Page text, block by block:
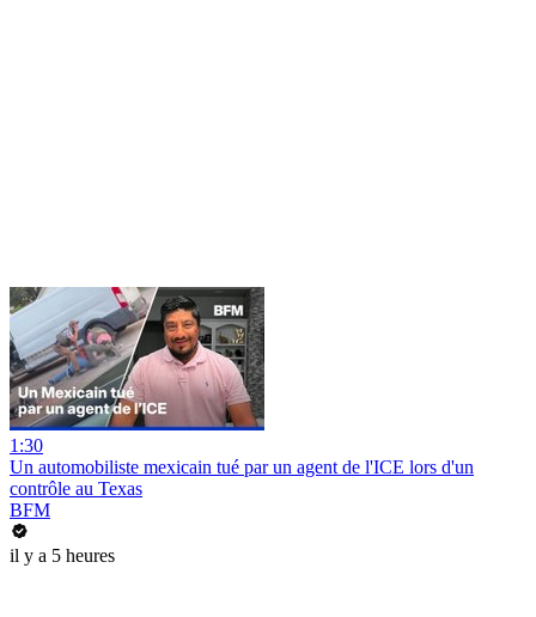
1:30
Un automobiliste mexicain tué par un agent de l'ICE lors d'un
contrôle au Texas
BFM
il y a 5 heures